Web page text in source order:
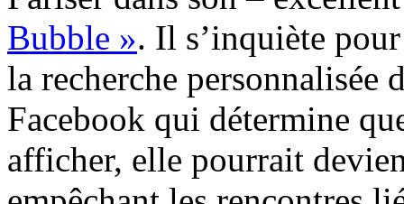
Bubble ». Il s’inquiète
la recherche personnalisée
Facebook qui détermine
afficher, elle pourrait